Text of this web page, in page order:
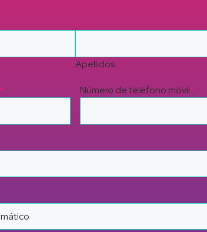
Apellidos
* Número de teléfono móvil*